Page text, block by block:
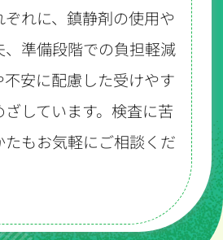
れに、鎮静剤の使用や
準備段階での負担軽減
安に配慮した受けやす
しています。検査に苦
もお気軽にご相談くだ